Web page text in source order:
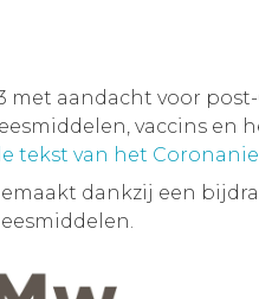
met aandacht voor
vaccins en
tekst van het
dankzij een